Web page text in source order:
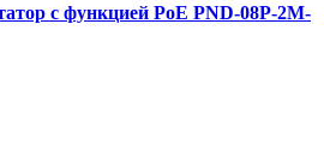
с функцией PoE PND-08P-2M-